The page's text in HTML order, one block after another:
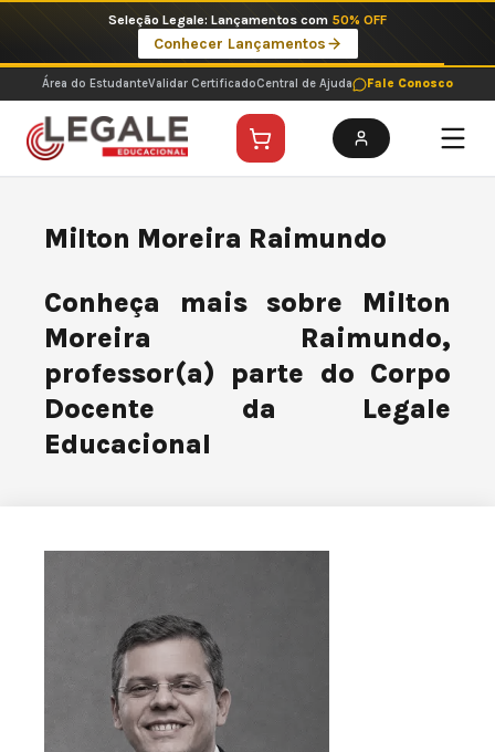
o
conteúdo
Seleção Legale: Lançamentos com 50% OFF
Conhecer Lançamentos
Área do EstudanteValidar CertificadoCentral de Ajuda Fale Conosco
Milton Moreira Raimundo
Conheça mais sobre Milton
Moreira Raimundo,
professor(a) parte do Corpo
Docente da Legale
Educacional